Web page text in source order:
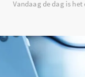
Vandaag de dag is